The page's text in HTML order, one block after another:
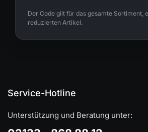
Der Code gilt für das gesamte Sortiment,
reduzierten Artikel.
Service-Hotline
Unterstützung und Beratung unter: